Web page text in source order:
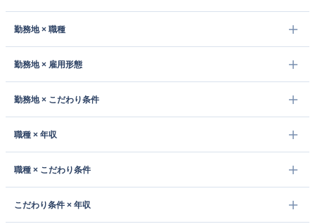
勤務地 × 職種
勤務地 × 雇用形態
勤務地 × こだわり条件
職種 × 年収
職種 × こだわり条件
こだわり条件 × 年収